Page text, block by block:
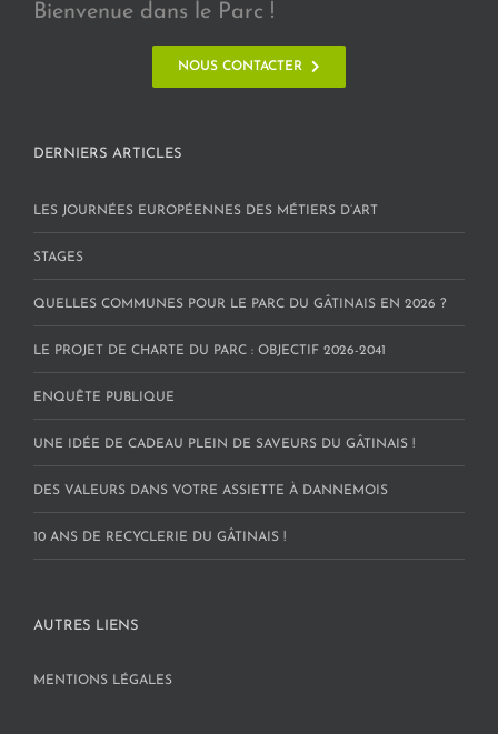
Bienvenue dans le Parc !
NOUS CONTACTER
DERNIERS ARTICLES
LES JOURNÉES EUROPÉENNES DES MÉTIERS D’ART
STAGES
QUELLES COMMUNES POUR LE PARC DU GÂTINAIS EN 2026 ?
LE PROJET DE CHARTE DU PARC : OBJECTIF 2026-2041
ENQUÊTE PUBLIQUE
UNE IDÉE DE CADEAU PLEIN DE SAVEURS DU GÂTINAIS !
DES VALEURS DANS VOTRE ASSIETTE À DANNEMOIS
10 ANS DE RECYCLERIE DU GÂTINAIS !
AUTRES LIENS
MENTIONS LÉGALES